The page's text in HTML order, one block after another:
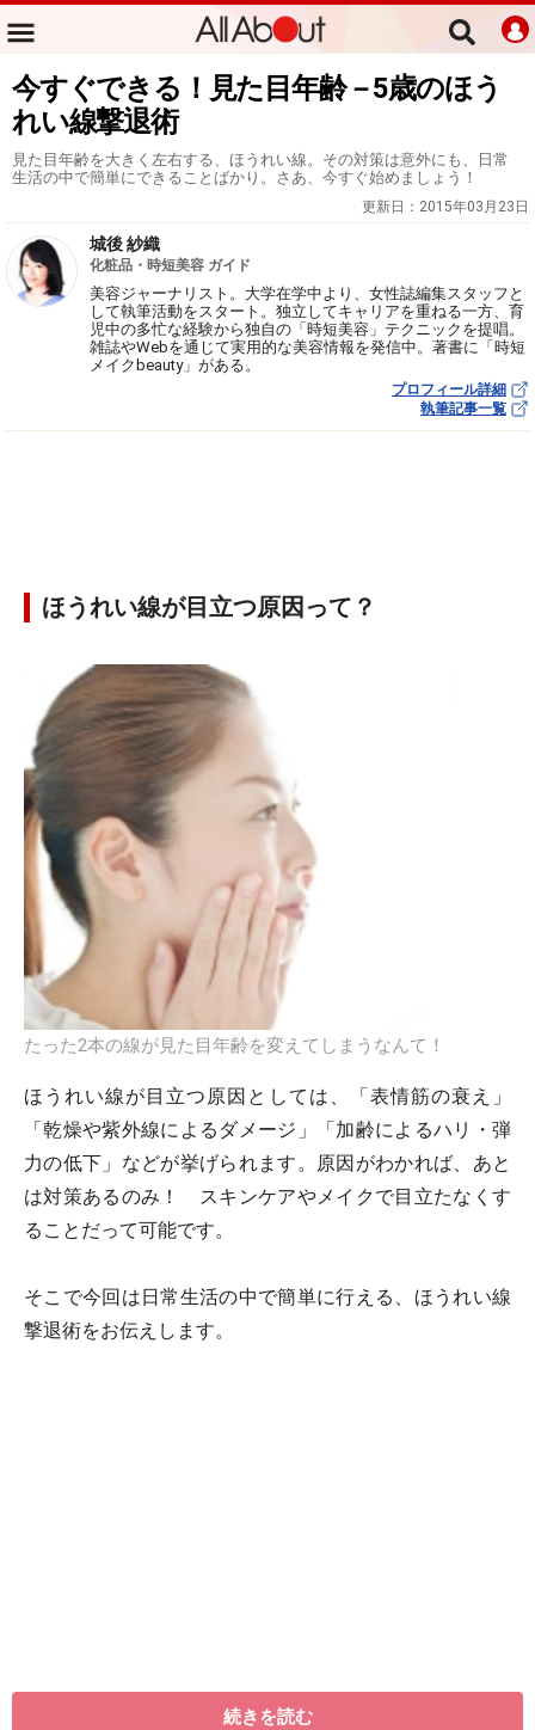
今すぐできる！見た目年齢－5歳のほう
れい線撃退術
見た目年齢を大きく左右する、ほうれい線。その対策は意外にも、日常
生活の中で簡単にできることばかり。さあ、今すぐ始めましょう！
更新日： 2015年03月23日
城後 紗織
化粧品・時短美容 ガイド
美容ジャーナリスト。大学在学中より、女性誌編集スタッフと
して執筆活動をスタート。独立してキャリアを重ねる一方、育
児中の多忙な経験から独自の「時短美容」テクニックを提唱。
雑誌やWebを通じて実用的な美容情報を発信中。著書に「時短
メイクbeauty」がある。
プロフィール詳細
執筆記事一覧
ほうれい線が目立つ原因って？
たった2本の線が見た目年齢を変えてしまうなんて！
ほうれい線が目立つ原因としては、「表情筋の衰え」
「乾燥や紫外線によるダメージ」「加齢によるハリ・弾
力の低下」などが挙げられます。原因がわかれば、あと
は対策あるのみ！ スキンケアやメイクで目立たなくす
ることだって可能です。
そこで今回は日常生活の中で簡単に行える、ほうれい線
撃退術をお伝えします。
続きを読む